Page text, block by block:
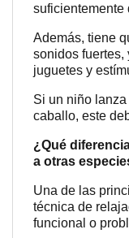
suficientemente
Además, tiene
sonidos fuertes,
juguetes y
Si un niño
caballo, este
¿Qué
a otras
Una de las
técnica de
funcional o